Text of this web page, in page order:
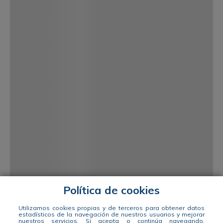
Política de cookies
Utilizamos cookies propias y de terceros para obtener datos
estadísticos de la navegación de nuestros usuarios y mejorar
nuestros servicios. Si acepta o continúa navegando,